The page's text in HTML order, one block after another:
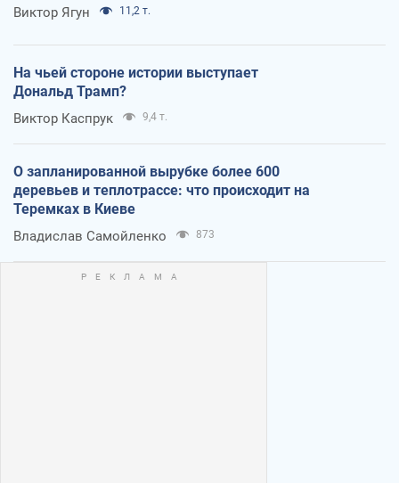
Виктор Ягун 11,2 т.
На чьей стороне истории выступает
Дональд Трамп?
Виктор Каспрук 9,4 т.
О запланированной вырубке более 600
деревьев и теплотрассе: что происходит на
Теремках в Киеве
Владислав Самойленко 873